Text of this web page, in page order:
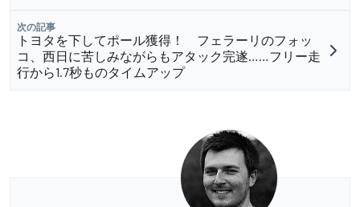
次の記事
トヨタを下してポール獲得！ フェラーリのフォッ
コ、西日に苦しみながらもアタック完遂……フリー走
行から1.7秒ものタイムアップ